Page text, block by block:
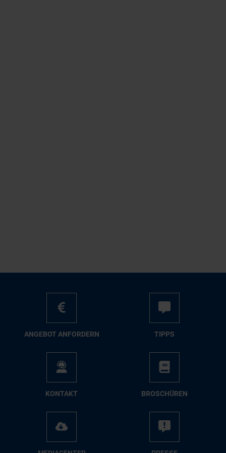
AN­GE­BOT AN­FOR­DERN TIPPS
KON­TAKT BRO­SCHÜ­REN